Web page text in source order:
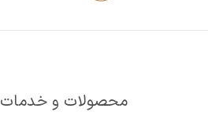
محصولات و خدمات